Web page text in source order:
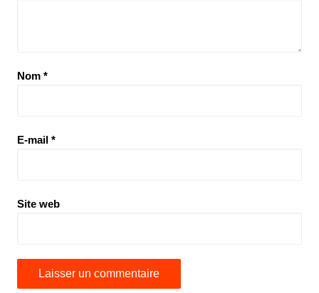
Nom *
E-mail *
Site web